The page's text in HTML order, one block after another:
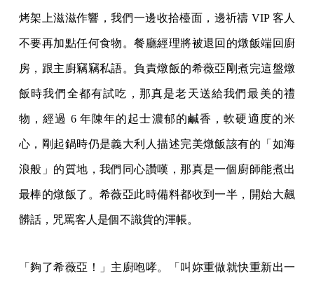
烤架上滋滋作響，我們一邊收拾檯面，邊祈禱 VIP 客人
不要再加點任何食物。餐廳經理將被退回的燉飯端回廚
房，跟主廚竊竊私語。負責燉飯的希薇亞剛煮完這盤燉
飯時我們全都有試吃，那真是老天送給我們最美的禮
物，經過 6 年陳年的起士濃郁的鹹香，軟硬適度的米
心，剛起鍋時仍是義大利人描述完美燉飯該有的「如海
浪般」的質地，我們同心讚嘆，那真是一個廚師能煮出
最棒的燉飯了。希薇亞此時備料都收到一半，開始大飆
髒話，咒罵客人是個不識貨的渾帳。
「夠了希薇亞！」主廚咆哮。「叫妳重做就快重新出一